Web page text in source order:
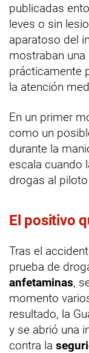
publicadas
leves o sin
aparatoso del
mostraban una
prácticamente
la atención
En un primer
como un
durante la
escala cuando
drogas al
El positivo
Tras el
prueba de
anfetaminas,
momento
resultado, la
y se abrió una
contra la